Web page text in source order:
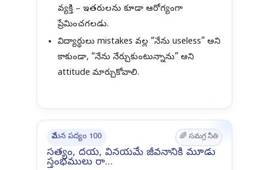
వ్యక్తి – ఇతరులను కూడా ఆరోగ్యంగా
ప్రేమించగలడు.
విద్యార్థులు mistakes వల్ల “నేను useless” అని
కాకుండా, “నేను నేర్చుకుంటున్నాను” అని
attitude మార్చుకోవాలి.
వేమన పద్యం 100 🌈 సమగ్ర నీతి
సత్యం, దయ, వినయమే జీవనానికి మూడు
స్తంభములు రా…